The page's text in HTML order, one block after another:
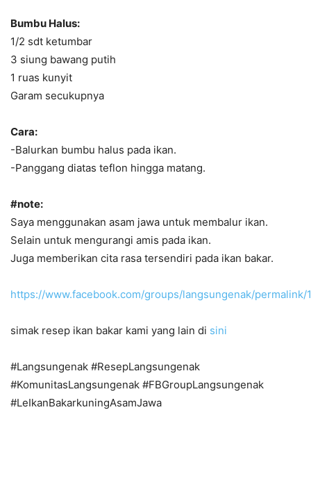
Bumbu Halus:
1/2 sdt ketumbar
3 siung bawang putih
1 ruas kunyit
Garam secukupnya
Cara:
-Balurkan bumbu halus pada ikan.
-Panggang diatas teflon hingga matang.
#note:
Saya menggunakan asam jawa untuk membalur ikan.
Selain untuk mengurangi amis pada ikan.
Juga memberikan cita rasa tersendiri pada ikan bakar.
https://www.facebook.com/groups/langsungenak/permalink/
simak resep ikan bakar kami yang lain di sini
#Langsungenak #ResepLangsungenak
#KomunitasLangsungenak #FBGroupLangsungenak
#LeIkanBakarkuningAsamJawa